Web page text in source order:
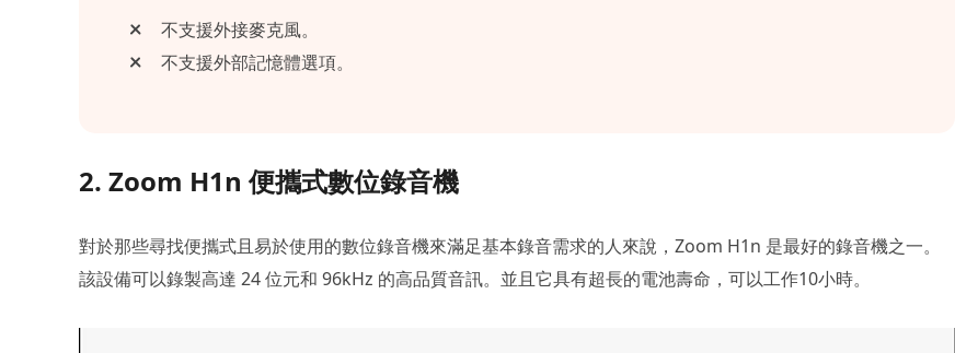
不支援外接麥克風。
不支援外部記憶體選項。
2. Zoom H1n 便攜式數位錄音機
對於那些尋找便攜式且易於使用的數位錄音機來滿足基本錄音需求的人來說，Zoom H1n 是最好的錄音機之一。
該設備可以錄製高達 24 位元和 96kHz 的高品質音訊。並且它具有超長的電池壽命，可以工作10小時。